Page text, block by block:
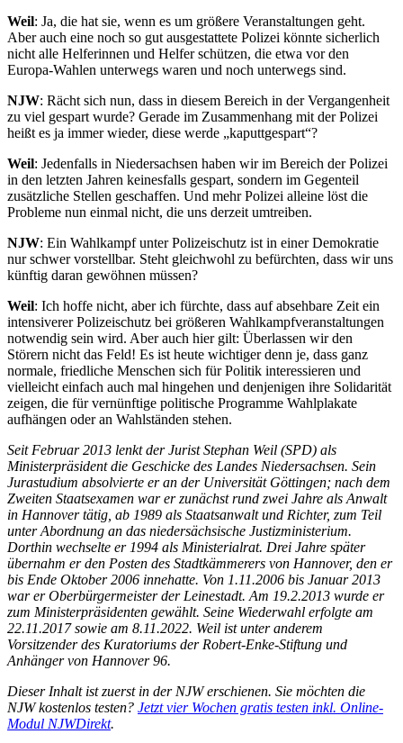
Weil: Ja, die hat sie, wenn es um größere Veranstaltungen geht.
Aber auch eine noch so gut ausgestattete Polizei könnte sicherlich
nicht alle Helferinnen und Helfer schützen, die etwa vor den
Europa-Wahlen unterwegs waren und noch unterwegs sind.
NJW: Rächt sich nun, dass in diesem Bereich in der Vergangenheit
zu viel gespart wurde? Gerade im Zusammenhang mit der Polizei
heißt es ja immer wieder, diese werde „kaputtgespart“?
Weil: Jedenfalls in Niedersachsen haben wir im Bereich der Polizei
in den letzten Jahren keinesfalls gespart, sondern im Gegenteil
zusätzliche Stellen geschaffen. Und mehr Polizei alleine löst die
Probleme nun einmal nicht, die uns derzeit umtreiben.
NJW: Ein Wahlkampf unter Polizeischutz ist in einer Demokratie
nur schwer vorstellbar. Steht gleichwohl zu befürchten, dass wir uns
künftig daran gewöhnen müssen?
Weil: Ich hoffe nicht, aber ich fürchte, dass auf absehbare Zeit ein
intensiverer Polizeischutz bei größeren Wahlkampfveranstaltungen
notwendig sein wird. Aber auch hier gilt: Überlassen wir den
Störern nicht das Feld! Es ist heute wichtiger denn je, dass ganz
normale, friedliche Menschen sich für Politik interessieren und
vielleicht einfach auch mal hingehen und denjenigen ihre Solidarität
zeigen, die für vernünftige politische Programme Wahlplakate
aufhängen oder an Wahlständen stehen.
Seit Februar 2013 lenkt der Jurist Stephan Weil (SPD) als
Ministerpräsident die Geschicke des Landes Niedersachsen. Sein
Jurastudium absolvierte er an der Universität Göttingen; nach dem
Zweiten Staatsexamen war er zunächst rund zwei Jahre als Anwalt
in Hannover tätig, ab 1989 als Staatsanwalt und Richter, zum Teil
unter Abordnung an das niedersächsische Justizministerium.
Dorthin wechselte er 1994 als Ministerialrat. Drei Jahre später
übernahm er den Posten des Stadtkämmerers von Hannover, den er
bis Ende Oktober 2006 innehatte. Von 1.11.​2006 bis Januar 2013
war er Oberbürgermeister der Leinestadt. Am 19.2.​2013 wurde er
zum Ministerpräsidenten gewählt. Seine Wiederwahl erfolgte am
22.11.​2017 sowie am 8.11.​2022. Weil ist unter anderem
Vorsitzender des Kuratoriums der Robert-Enke-Stiftung und
Anhänger von Hannover 96.
Dieser Inhalt ist zuerst in der NJW erschienen. Sie möchten die
NJW kostenlos testen? Jetzt vier Wochen gratis testen inkl. Online-
Modul NJWDirekt.